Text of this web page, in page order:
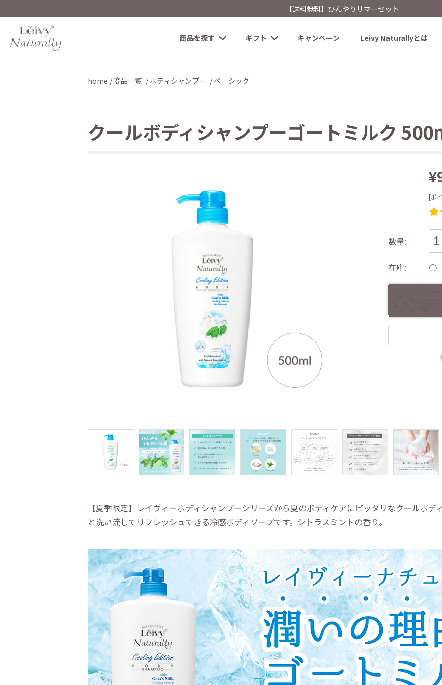
【送料無料】ひんやりサマーセット
商品を探す ギフト キャンペーン Leivy Naturallyとは
home 商品一覧 ボディシャンプー ベーシック
クールボディシャンプーゴートミルク
[ポ
数量:
在庫: ○
【夏季限定】レイヴィーボディシャンプーシリーズから夏のボディケアにピッタリなクールボ
と洗い流してリフレッシュできる冷感ボディソープです。シトラスミントの香り。